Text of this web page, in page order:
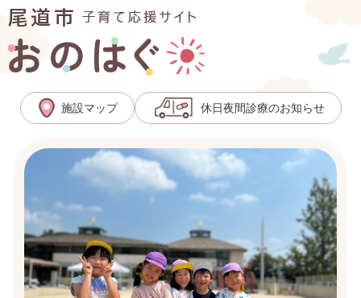
ペ
ー
ジ
の
先
メ
ニ
ュ
ー
を
施設マップ 休日夜間診療のお知らせ